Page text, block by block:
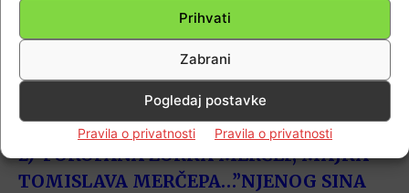
Prihvati
Zabrani
Pogledaj postavke
Pravila o privatnosti Pravila o privatnosti
Vezane vijesti;
1)-DOZNAJEMO: TOMISLAV MERČEP
DOŽIVIO JE DRUGI MOŽDANI UDAR!…
2)-POKOPANA ZORKA MERČEP, MAJKA
TOMISLAVA MERČEPA…”NJENOG SINA